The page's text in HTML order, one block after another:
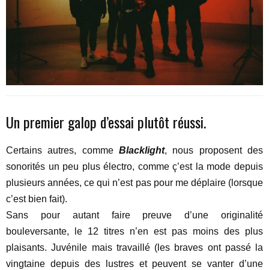
Un premier galop d’essai plutôt réussi.
Certains autres, comme Blacklight, nous proposent des
sonorités un peu plus électro, comme ç’est la mode depuis
plusieurs années, ce qui n’est pas pour me déplaire (lorsque
c’est bien fait).
Sans pour autant faire preuve d’une originalité
bouleversante, le 12 titres n’en est pas moins des plus
plaisants. Juvénile mais travaillé (les braves ont passé la
vingtaine depuis des lustres et peuvent se vanter d’une